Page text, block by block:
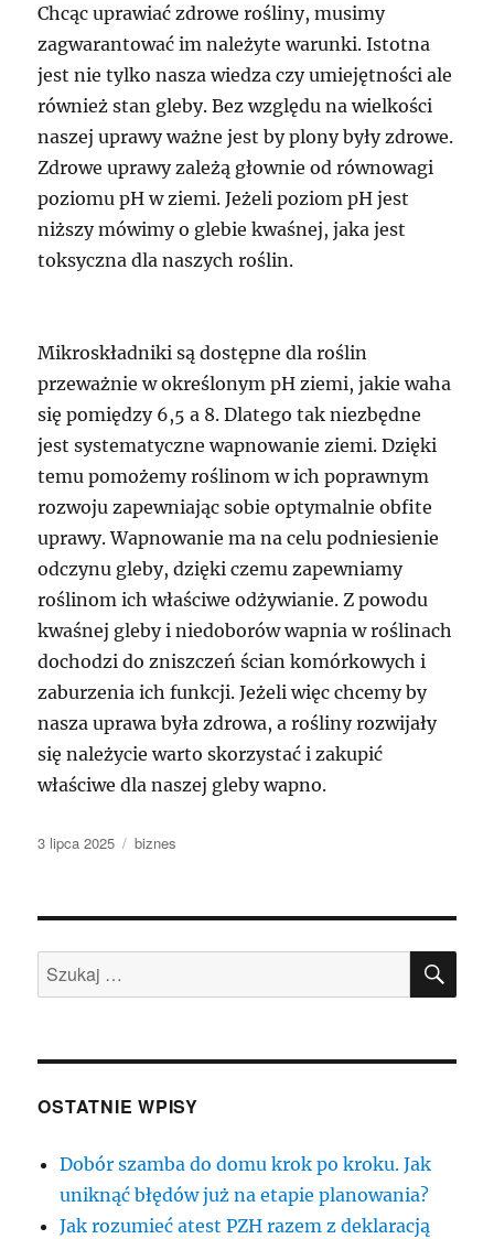
Chcąc uprawiać zdrowe rośliny, musimy
zagwarantować im należyte warunki. Istotna
jest nie tylko nasza wiedza czy umiejętności ale
również stan gleby. Bez względu na wielkości
naszej uprawy ważne jest by plony były zdrowe.
Zdrowe uprawy zależą głownie od równowagi
poziomu pH w ziemi. Jeżeli poziom pH jest
niższy mówimy o glebie kwaśnej, jaka jest
toksyczna dla naszych roślin.
Mikroskładniki są dostępne dla roślin
przeważnie w określonym pH ziemi, jakie waha
się pomiędzy 6,5 a 8. Dlatego tak niezbędne
jest systematyczne wapnowanie ziemi. Dzięki
temu pomożemy roślinom w ich poprawnym
rozwoju zapewniając sobie optymalnie obfite
uprawy. Wapnowanie ma na celu podniesienie
odczynu gleby, dzięki czemu zapewniamy
roślinom ich właściwe odżywianie. Z powodu
kwaśnej gleby i niedoborów wapnia w roślinach
dochodzi do zniszczeń ścian komórkowych i
zaburzenia ich funkcji. Jeżeli więc chcemy by
nasza uprawa była zdrowa, a rośliny rozwijały
się należycie warto skorzystać i zakupić
właściwe dla naszej gleby wapno.
Data
3 lipca 2025 Kategorie
biznes
Szukaj:
OSTATNIE WPISY
Dobór szamba do domu krok po kroku. Jak
uniknąć błędów już na etapie planowania?
Jak rozumieć atest PZH razem z deklaracją